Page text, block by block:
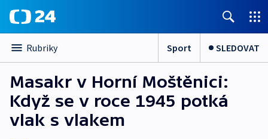
Rubriky Sport SLEDOVAT
Masakr v Horní Moštěnici:
Když se v roce 1945 potká
vlak s vlakem